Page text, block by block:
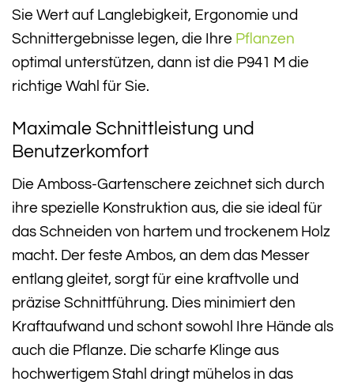
Sie Wert auf Langlebigkeit, Ergonomie und
Schnittergebnisse legen, die Ihre Pflanzen
optimal unterstützen, dann ist die P941 M die
richtige Wahl für Sie.
Maximale Schnittleistung und
Benutzerkomfort
Die Amboss-Gartenschere zeichnet sich durch
ihre spezielle Konstruktion aus, die sie ideal für
das Schneiden von hartem und trockenem Holz
macht. Der feste Ambos, an dem das Messer
entlang gleitet, sorgt für eine kraftvolle und
präzise Schnittführung. Dies minimiert den
Kraftaufwand und schont sowohl Ihre Hände als
auch die Pflanze. Die scharfe Klinge aus
hochwertigem Stahl dringt mühelos in das